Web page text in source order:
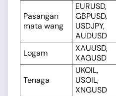
Pasangan
mata wang
EURUSD,
GBPUSD,
USDJPY,
AUDUSD
Logam
XAUUSD,
XAGUSD
Tenaga
UKOIL,
USOIL,
XNGUSD